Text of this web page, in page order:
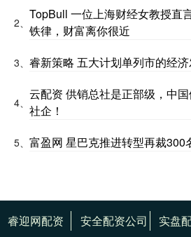
2、
TopBull 一位上海财经女教授直
铁律，财富离你很近
3、 睿新策略 五大计划单列市的经
4、
云配资 供销总社是正部级，中
社企！
5、 富盈网 星巴克推进转型再裁300
睿迎网配资 安全配资公司 实盘